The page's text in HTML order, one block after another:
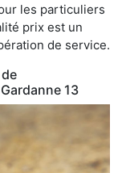
les particuliers
prix est un
de service.
13